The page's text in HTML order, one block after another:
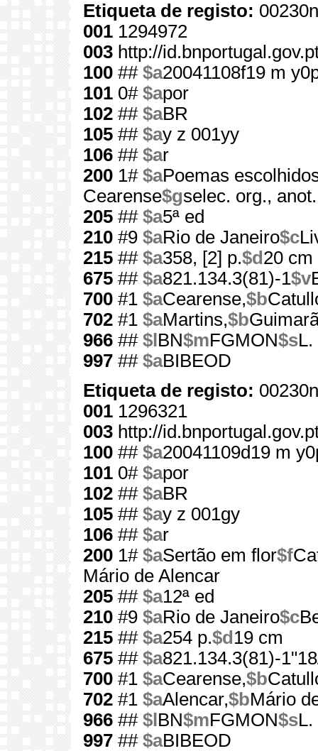
Etiqueta de registo:
001 1294972
003 http://
100 ## $a20041108f19 m
101 0# $apor
102 ## $aBR
105 ## $ay z 001yy
106 ## $ar
200 1# $aPoemas
Cearense$gselec. org.,
205 ## $a5ª ed
210 #9 $aRio de Janeiro$c
215 ## $a358, [2] p.$d 20 cm
675 ## $a821.134.3(81)-1$v
700 #1 $aCearense,$b
702 #1 $aMartins,$b
966 ## $l BN$mFGMON$sL.
997 ## $aBIBEOD
Etiqueta de registo:
001 1296321
003 http://
100 ## $a20041109d19 m
101 0# $apor
102 ## $aBR
105 ## $ay z 001gy
106 ## $ar
200 1# $aSertão em flor$f
Mário de Alencar
205 ## $a12ª ed
210 #9 $aRio de Janeiro$c
215 ## $a254 p.$d 19 cm
675 ## $a821.134.3(81)-
700 #1 $aCearense,$b
702 #1 $aAlencar,$bMário
966 ## $l BN$mFGMON$sL.
997 ## $aBIBEOD